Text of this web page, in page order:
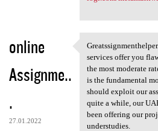
online
Assignme..
.
27.01.2022
services offer you
the most moderate
is the fundamental
should exploit our
quite a while, our
been offering our
understudies.